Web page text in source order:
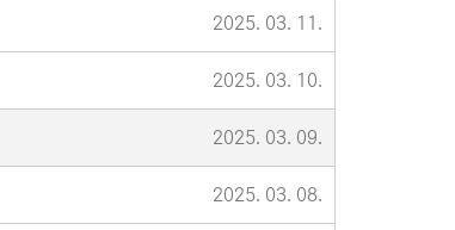
2025. 03. 11.
2025. 03. 10.
2025. 03. 09.
2025. 03. 08.